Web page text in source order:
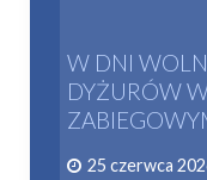
W DNI
DYŻURÓW
25 czerwca